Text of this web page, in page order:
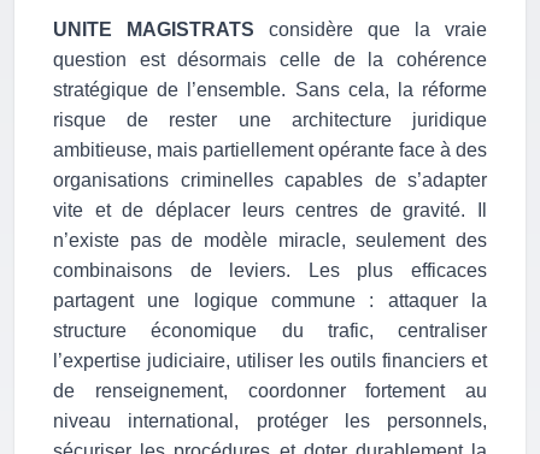
UNITE MAGISTRATS considère que la vraie
question est désormais celle de la cohérence
stratégique de l’ensemble. Sans cela, la réforme
risque de rester une architecture juridique
ambitieuse, mais partiellement opérante face à des
organisations criminelles capables de s’adapter
vite et de déplacer leurs centres de gravité. Il
n’existe pas de modèle miracle, seulement des
combinaisons de leviers. Les plus efficaces
partagent une logique commune : attaquer la
structure économique du trafic, centraliser
l’expertise judiciaire, utiliser les outils financiers et
de renseignement, coordonner fortement au
niveau international, protéger les personnels,